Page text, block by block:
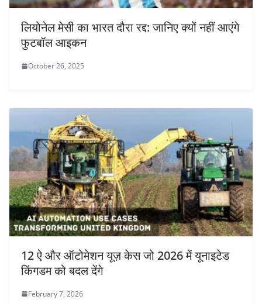
लियोनेल मेसी का भारत दौरा रद्द: जानिए क्यों नहीं आएंगे
फुटबॉल आइकन
October 26, 2025
12 ऐ और ऑटोमेशन यूज़ केस जो 2026 में यूनाइटेड
किंगडम को बदल देंगे
February 7, 2026